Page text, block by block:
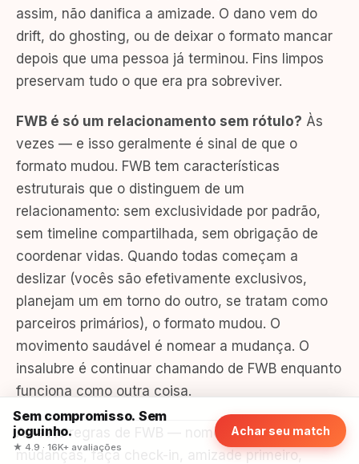
assim, não danifica a amizade. O dano vem do
drift, do ghosting, ou de deixar o formato mancar
depois que uma pessoa já terminou. Fins limpos
preservam tudo o que era pra sobreviver.
FWB é só um relacionamento sem rótulo? Às
vezes — e isso geralmente é sinal de que o
formato mudou. FWB tem características
estruturais que o distinguem de um
relacionamento: sem exclusividade por padrão,
sem timeline compartilhada, sem obrigação de
coordenar vidas. Quando todas começam a
deslizar (vocês são efetivamente exclusivos,
planejam um em torno do outro, se tratam como
parceiros primários), o formato mudou. O
movimento saudável é nomear a mudança. O
insalubre é continuar chamando de FWB enquanto
funciona como outra coisa.
As sete regras de FWB — nomeie, fale sobre
mudanças, faça check-in, amizade primeiro,
Sem compromisso. Sem
joguinho.
★ 4.9 · 16K+ avaliações
Achar seu match